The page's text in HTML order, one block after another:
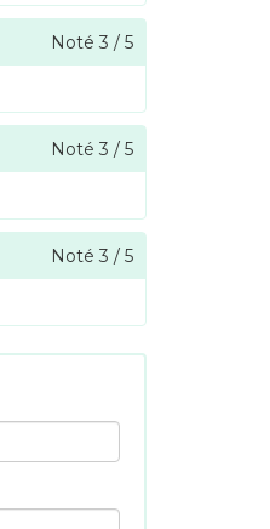
Noté 3 / 5
Noté 3 / 5
Noté 3 / 5